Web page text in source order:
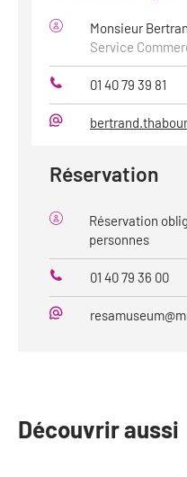
Monsieur
Service
Téléphone
01 40 79 39 81
Réservation
Réservation
personnes
Téléphone
01 40 79 36 00
Découvrir aussi